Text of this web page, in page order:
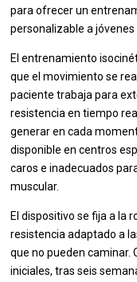
para ofrecer un
personalizable a jóvenes
El entrenamiento
que el movimiento se
paciente trabaja para
resistencia en tiempo
generar en cada
disponible en centros
caros e inadecuados
muscular.
El dispositivo se fija a la
resistencia adaptado a
que no pueden caminar.
iniciales, tras seis